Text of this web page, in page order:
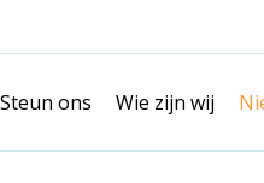
Steun ons Wie zijn wij